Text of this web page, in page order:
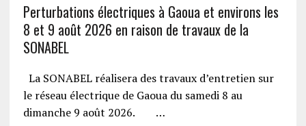
Perturbations électriques à Gaoua et environs les
8 et 9 août 2026 en raison de travaux de la
SONABEL
La SONABEL réalisera des travaux d’entretien sur
le réseau électrique de Gaoua du samedi 8 au
dimanche 9 août 2026. …